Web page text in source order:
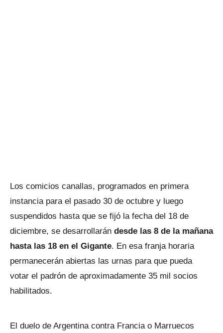
Los comicios canallas, programados en primera
instancia para el pasado 30 de octubre y luego
suspendidos hasta que se fijó la fecha del 18 de
diciembre, se desarrollarán desde las 8 de la mañana
hasta las 18 en el Gigante. En esa franja horaria
permanecerán abiertas las urnas para que pueda
votar el padrón de aproximadamente 35 mil socios
habilitados.
El duelo de Argentina contra Francia o Marruecos